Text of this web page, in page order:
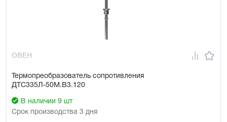
ОВЕН
Термопреобразователь сопротивления
ДТС335Л-50М.В3.120
В наличии 9 шт
Срок производства 3 дня